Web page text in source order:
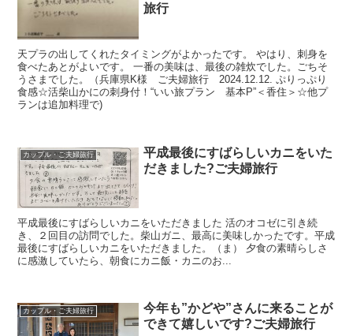
旅行
天プラの出してくれたタイミングがよかったです。 やはり、刺身を
食べたあとがよいです。 一番の美味は、最後の雑炊でした。ごちそ
うさまでした。（兵庫県K様 ご夫婦旅行 2024.12.12. ぷりっぷり
食感☆活柴山かにの刺身付！“いい旅プラン 基本P”＜香住＞☆他プ
ランは追加料理で)
カップル・ご夫婦旅行
平成最後にすばらしいカニをいた
だきました?ご夫婦旅行
平成最後にすばらしいカニをいただきました 活のオコゼに引き続
き、２回目の訪問でした。柴山ガニ、最高に美味しかったです。平成
最後にすばらしいカニをいただきました。（ま） 夕食の素晴らしさ
に感激していたら、朝食にカニ飯・カニのお...
カップル・ご夫婦旅行
今年も”かどや”さんに来ることが
できて嬉しいです?ご夫婦旅行